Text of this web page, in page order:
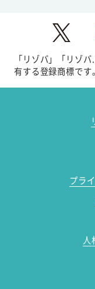
「リゾバ」「リゾ
有する登録商標です。
プラ
人